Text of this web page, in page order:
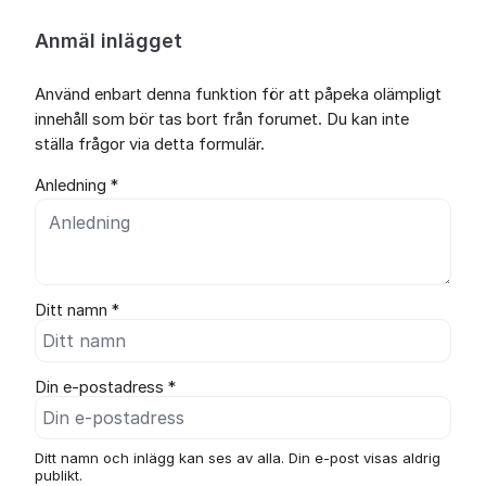
Anmäl inlägget
Använd enbart denna funktion för att påpeka olämpligt
innehåll som bör tas bort från forumet. Du kan inte
ställa frågor via detta formulär.
Anledning *
Ditt namn *
Din e-postadress *
Ditt namn och inlägg kan ses av alla. Din e-post visas aldrig
publikt.